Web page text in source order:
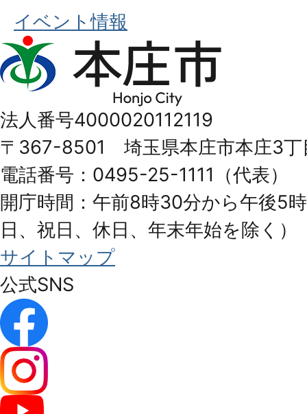
イベント情報
本
庄
Honjo
City
法人番号4000020112119
〒367-8501 埼玉県本庄市本庄3丁
電話番号：0495-25-1111（代表）
開庁時間：午前8時30分から午後5
日、祝日、休日、年末年始を除く）
サイトマップ
公式SNS